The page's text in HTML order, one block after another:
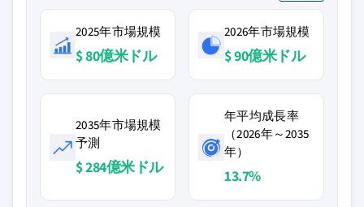
2025年市場規模
$ 80億米ドル
2026年市場規模
$ 90億米ドル
2035年市場規模
予測
$ 284億米ドル
年平均成長率
（2026年～2035
年）
13.7%